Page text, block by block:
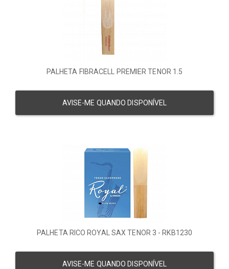
PALHETA FIBRACELL PREMIER TENOR 1.5
AVISE-ME QUANDO DISPONÍVEL
PALHETA RICO ROYAL SAX TENOR 3 - RKB1230
AVISE-ME QUANDO DISPONÍVEL